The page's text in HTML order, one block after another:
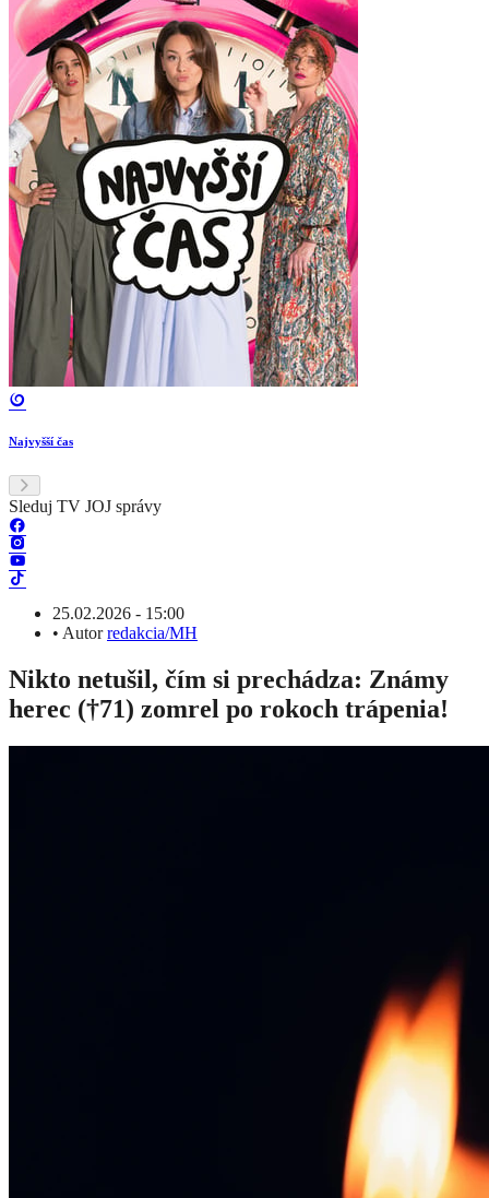
Najvyšší čas
Sleduj TV JOJ správy
25.02.2026 - 15:00
• Autorredakcia/MH
Nikto netušil, čím si prechádza: Známy
herec (†71) zomrel po rokoch trápenia!